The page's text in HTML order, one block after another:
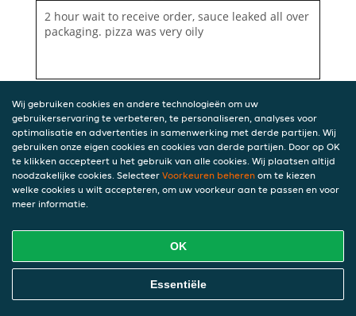
2 hour wait to receive order, sauce leaked all over
packaging. pizza was very oily
Wij gebruiken cookies en andere technologieën om uw
gebruikerservaring te verbeteren, te personaliseren, analyses voor
optimalisatie en advertenties in samenwerking met derde partijen. Wij
gebruiken onze eigen cookies en cookies van derde partijen. Door op OK
te klikken accepteert u het gebruik van alle cookies. Wij plaatsen altijd
noodzakelijke cookies. Selecteer Voorkeuren beheren om te kiezen
welke cookies u wilt accepteren, om uw voorkeur aan te passen en voor
meer informatie.
OK
Essentiële